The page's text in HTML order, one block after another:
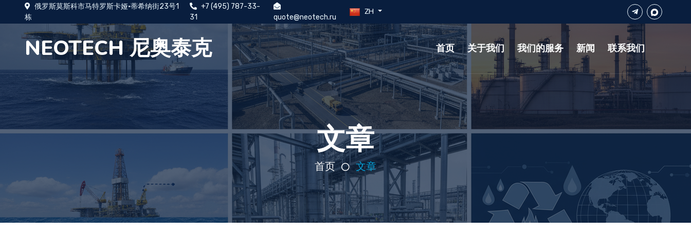
俄罗斯莫斯科市马特罗斯卡娅·蒂希纳街23号1
栋
+7 (495) 787-33-
31
quote@neotech.ru
ZH
NEOTECH 尼奥泰克 首页 关于我们 我们的服务 新闻 联系我们
文章
首页 文章